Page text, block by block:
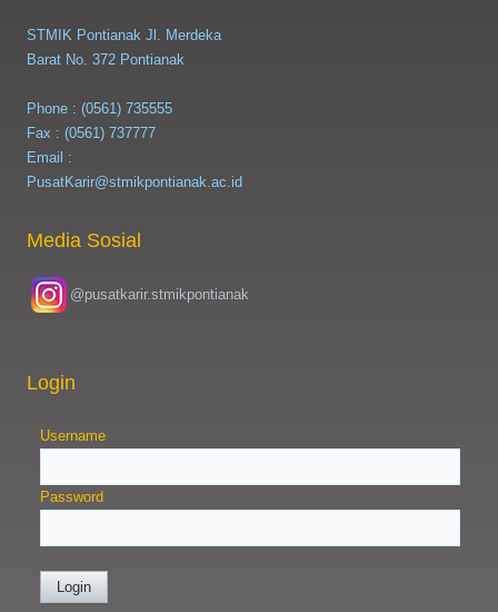
STMIK Pontianak Jl. Merdeka
Barat No. 372 Pontianak
Phone : (0561) 735555
Fax : (0561) 737777
Email :
PusatKarir@stmikpontianak.ac.id
Media Sosial
@pusatkarir.stmikpontianak
Login
Username
Password